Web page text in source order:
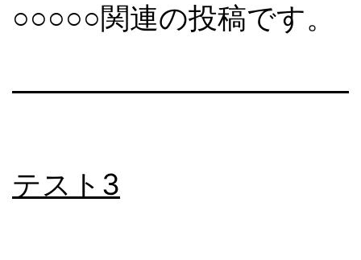
○○○○○関連の投稿です。
テスト3